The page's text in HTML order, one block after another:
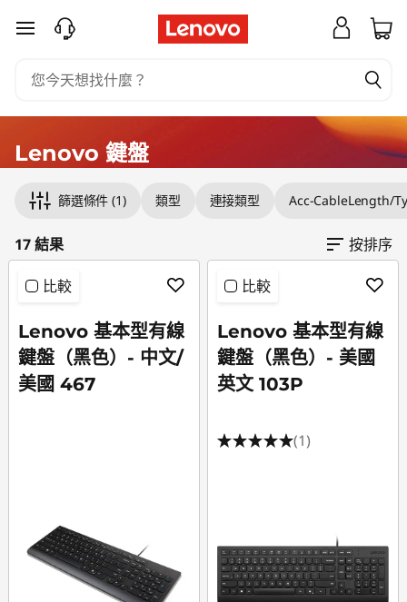
o
v
鍵
盤
最
無
跳至主要內容
Lenovo 鍵盤
篩選條件(1) 類型 連接類型 Acc-CableLength/
17 結果 按排序
比較
Lenovo 基本型有線
鍵盤（黑色）- 中文/
美國 467
比較
Lenovo 基本型有線
鍵盤（黑色）- 美國
英文 103P
(1)